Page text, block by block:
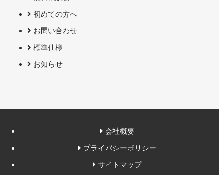
初めての方へ
お問い合わせ
標準仕様
お知らせ
会社概要
プライバシーポリシー
サイトマップ